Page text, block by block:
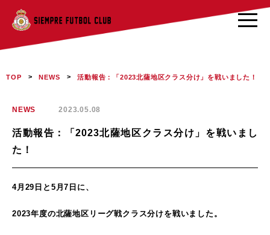
TOP > NEWS > 活動報告：「2023北薩地区クラス分け」を戦いました！
NEWS 2023.05.08
活動報告：「2023北薩地区クラス分け」を戦いまし
た！
4月29日と5月7日に、
2023年度の北薩地区リーグ戦クラス分けを戦いました。